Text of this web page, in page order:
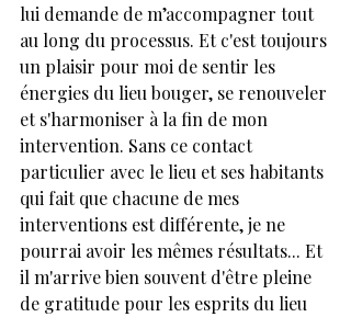
lui demande de m’accompagner tout
au long du processus. Et c'est toujours
un plaisir pour moi de sentir les
énergies du lieu bouger, se renouveler
et s'harmoniser à la fin de mon
intervention. Sans ce contact
particulier avec le lieu et ses habitants
qui fait que chacune de mes
interventions est différente, je ne
pourrai avoir les mêmes résultats... Et
il m'arrive bien souvent d'être pleine
de gratitude pour les esprits du lieu